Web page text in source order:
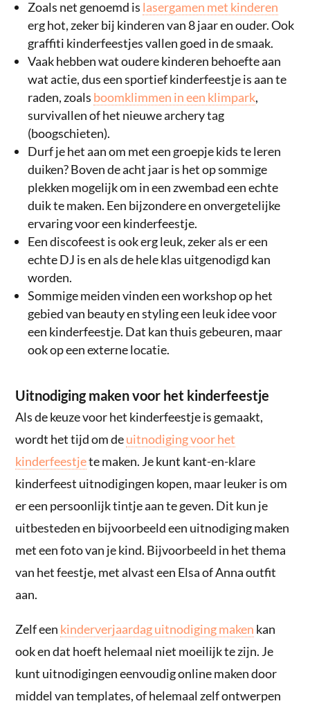
Zoals net genoemd is lasergamen met kinderen
erg hot, zeker bij kinderen van 8 jaar en ouder. Ook
graffiti kinderfeestjes vallen goed in de smaak.
Vaak hebben wat oudere kinderen behoefte aan
wat actie, dus een sportief kinderfeestje is aan te
raden, zoals boomklimmen in een klimpark,
survivallen of het nieuwe archery tag
(boogschieten).
Durf je het aan om met een groepje kids te leren
duiken? Boven de acht jaar is het op sommige
plekken mogelijk om in een zwembad een echte
duik te maken. Een bijzondere en onvergetelijke
ervaring voor een kinderfeestje.
Een discofeest is ook erg leuk, zeker als er een
echte DJ is en als de hele klas uitgenodigd kan
worden.
Sommige meiden vinden een workshop op het
gebied van beauty en styling een leuk idee voor
een kinderfeestje. Dat kan thuis gebeuren, maar
ook op een externe locatie.
Uitnodiging maken voor het kinderfeestje
Als de keuze voor het kinderfeestje is gemaakt,
wordt het tijd om deuitnodiging voor het
kinderfeestjete maken. Je kunt kant-en-klare
kinderfeest uitnodigingen kopen, maar leuker is om
er een persoonlijk tintje aan te geven. Dit kun je
uitbesteden en bijvoorbeeld een uitnodiging maken
met een foto van je kind. Bijvoorbeeld in het thema
van het feestje, met alvast een Elsa of Anna outfit
aan.
Zelf een kinderverjaardag uitnodiging maken kan
ook en dat hoeft helemaal niet moeilijk te zijn. Je
kunt uitnodigingen eenvoudig online maken door
middel van templates, of helemaal zelf ontwerpen